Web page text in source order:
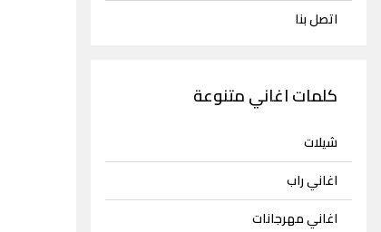
اتصل بنا
كلمات اغاني متنوعة
شيلات
اغاني راب
اغاني مهرجانات